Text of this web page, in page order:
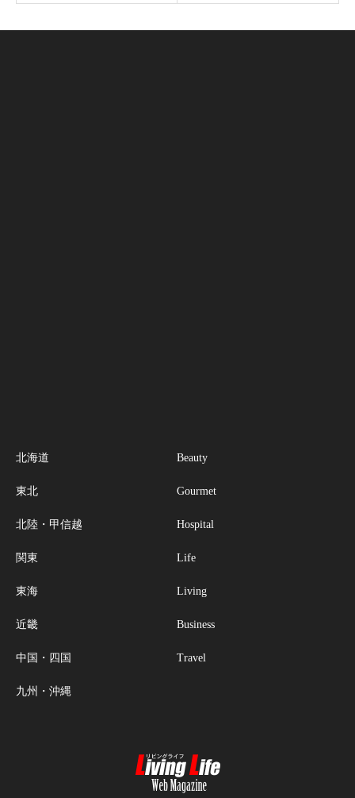
北海道
東北
北陸・甲信越
関東
東海
近畿
中国・四国
九州・沖縄
Beauty
Gourmet
Hospital
Life
Living
Business
Travel